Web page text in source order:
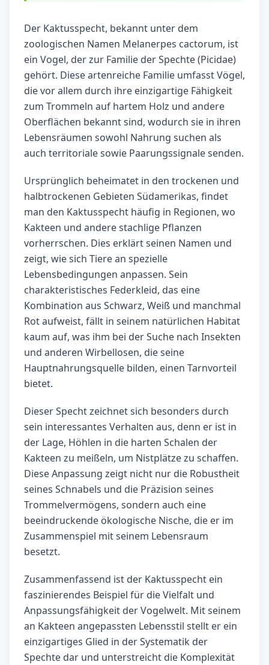
Der Kaktusspecht, bekannt unter dem
zoologischen Namen Melanerpes cactorum, ist
ein Vogel, der zur Familie der Spechte (Picidae)
gehört. Diese artenreiche Familie umfasst Vögel,
die vor allem durch ihre einzigartige Fähigkeit
zum Trommeln auf hartem Holz und andere
Oberflächen bekannt sind, wodurch sie in ihren
Lebensräumen sowohl Nahrung suchen als
auch territoriale sowie Paarungssignale senden.
Ursprünglich beheimatet in den trockenen und
halbtrockenen Gebieten Südamerikas, findet
man den Kaktusspecht häufig in Regionen, wo
Kakteen und andere stachlige Pflanzen
vorherrschen. Dies erklärt seinen Namen und
zeigt, wie sich Tiere an spezielle
Lebensbedingungen anpassen. Sein
charakteristisches Federkleid, das eine
Kombination aus Schwarz, Weiß und manchmal
Rot aufweist, fällt in seinem natürlichen Habitat
kaum auf, was ihm bei der Suche nach Insekten
und anderen Wirbellosen, die seine
Hauptnahrungsquelle bilden, einen Tarnvorteil
bietet.
Dieser Specht zeichnet sich besonders durch
sein interessantes Verhalten aus, denn er ist in
der Lage, Höhlen in die harten Schalen der
Kakteen zu meißeln, um Nistplätze zu schaffen.
Diese Anpassung zeigt nicht nur die Robustheit
seines Schnabels und die Präzision seines
Trommelvermögens, sondern auch eine
beeindruckende ökologische Nische, die er im
Zusammenspiel mit seinem Lebensraum
besetzt.
Zusammenfassend ist der Kaktusspecht ein
faszinierendes Beispiel für die Vielfalt und
Anpassungsfähigkeit der Vogelwelt. Mit seinem
an Kakteen angepassten Lebensstil stellt er ein
einzigartiges Glied in der Systematik der
Spechte dar und unterstreicht die Komplexität